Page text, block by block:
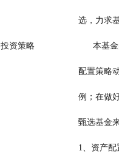
投资策略